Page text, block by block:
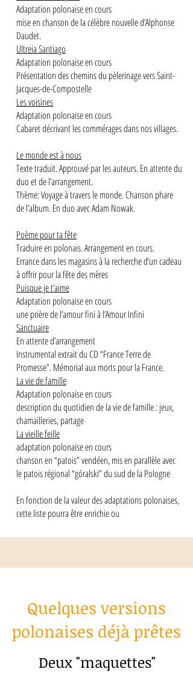
Adaptation polonaise en cours
mise en chanson de la célèbre nouvelle d’Alphonse
Daudet.
Ultreia Santiago
Adaptation polonaise en cours
Présentation des chemins du pèlerinage vers Saint-
Jacques-de-Compostelle
Les voisines
Adaptation polonaise en cours
Cabaret décrivant les commérages dans nos villages.
Le monde est à nous
Texte traduit. Approuvé par les auteurs. En attente du
duo et de l’arrangement.
Thème: Voyage à travers le monde. Chanson phare
de l’album. En duo avec Adam Nowak.
Poème pour ta fête
Traduire en polonais. Arrangement en cours.
Errance dans les magasins à la recherche d’un cadeau
à offrir pour la fête des mères
Puisque je t’aime
Adaptation polonaise en cours
une prière de l’amour fini à l’Amour Infini
Sanctuaire
En attente d’arrangement
Instrumental extrait du CD “France Terre de
Promesse”. Mémorial aux morts pour la France.
La vie de famille
Adaptation polonaise en cours
description du quotidien de la vie de famille : jeux,
chamailleries, partage
La vieille feille
adaptation polonaise en cours
chanson en “patois” vendéen, mis en parallèle avec
le patois régional “góralski” du sud de la Pologne
En fonction de la valeur des adaptations polonaises,
cette liste pourra être enrichie ou
Quelques versions
polonaises déjà prêtes
Deux "maquettes"